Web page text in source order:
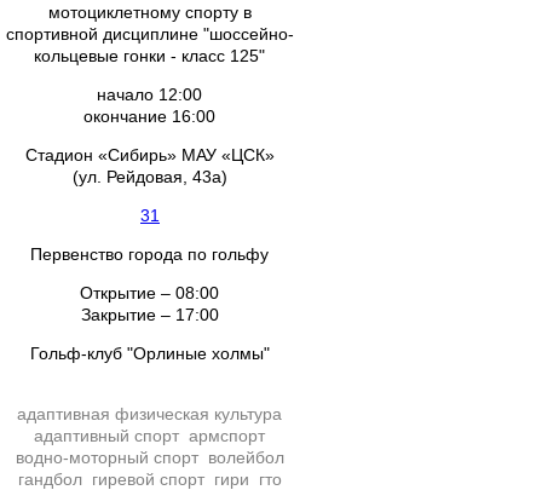
мотоциклетному спорту в
спортивной дисциплине "шоссейно-
кольцевые гонки - класс 125"
начало 12:00
окончание 16:00
Стадион «Сибирь» МАУ «ЦСК»
(ул. Рейдовая, 43а)
31
Первенство города по гольфу
Открытие – 08:00
Закрытие – 17:00
Гольф-клуб "Орлиные холмы"
адаптивная физическая культура
адаптивный спорт армспорт
водно-моторный спорт волейбол
гандбол гиревой спорт гири
гто